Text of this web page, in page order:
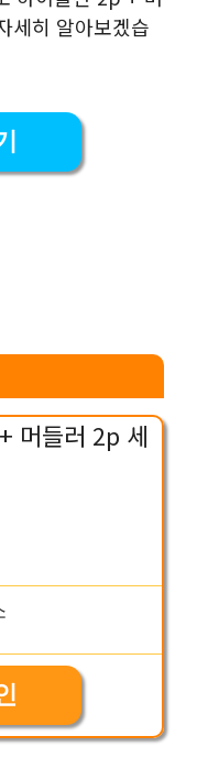
세히 알아보겠습
머들러 2p 세